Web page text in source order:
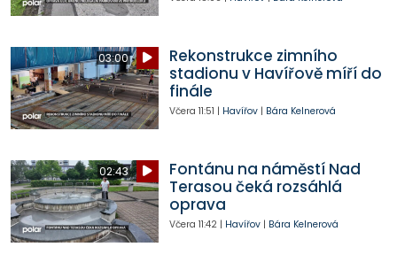
03:00
Rekonstrukce zimního
stadionu v Havířově míří do
finále
Včera 11:51 | Havířov| Bára Kelnerová
02:43
Fontánu na náměstí Nad
Terasou čeká rozsáhlá
oprava
Včera 11:42| Havířov| Bára Kelnerová